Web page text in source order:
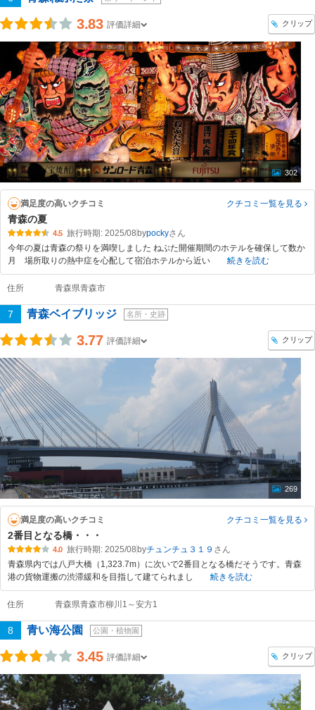
3.83 評価詳細 クリップ
302
満足度の高いクチコミ クチコミ一覧を見る
青森の夏
4.5 旅行時期: 2025/08 bypocky
今年の夏は青森の祭りを満喫しました ねぶた開催期間のホテルを確保して数か
月 場所取りの熱中症を心配して宿泊ホテルから近い
続きを読む
住所 青森県青森市
7 青森ベイブリッジ 名所・史跡
3.77 評価詳細 クリップ
269
満足度の高いクチコミ クチコミ一覧を見る
2番目となる橋・・・
4.0 旅行時期: 2025/08 byチュンチュ３１９
青森県内では八戸大橋（1,323.7m）に次いで2番目となる橋だそうです。青森
港の貨物運搬の渋滞緩和を目指して建てられまし
続きを読む
住所 青森県青森市柳川1～安方1
8 青い海公園 公園・植物園
3.45 評価詳細 クリップ